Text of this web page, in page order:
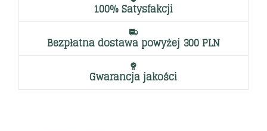
100% Satysfakcji
Bezpłatna dostawa powyżej 300 PLN
Gwarancja jakości